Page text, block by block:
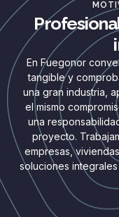
En Fuegonor
tangible y
una gran industria,
el mismo
una
proyecto.
empresas,
soluciones